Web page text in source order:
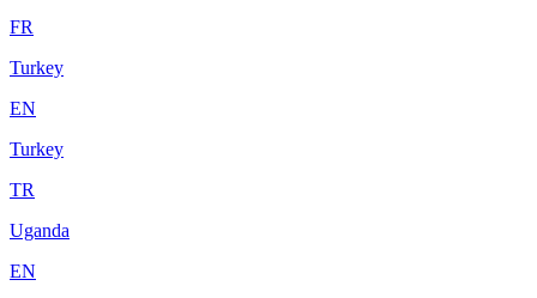
FR
Turkey
EN
Turkey
TR
Uganda
EN